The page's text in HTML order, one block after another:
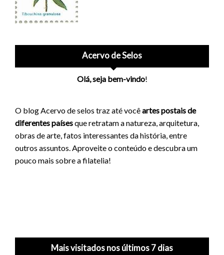
Acervo de Selos
Olá, seja bem-vindo!
O blog Acervo de selos traz até vocêartes postais de
diferentes paísesque retratam a natureza, arquitetura,
obras de arte, fatos interessantes da história, entre
outros assuntos. Aproveite o conteúdo e descubra um
pouco mais sobre a filatelia!
Mais visitados nos últimos 7 dias